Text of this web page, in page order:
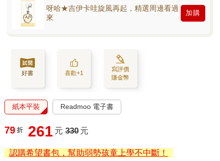
呀哈★吉伊卡哇旋風再起，精選周邊看過
來
加購
好書 喜歡+1
寫評價
賺金幣
紙本平裝 Readmoo 電子書
79 折 261 元 330 元
認購希望書包，幫助弱勢孩童上學不中斷！